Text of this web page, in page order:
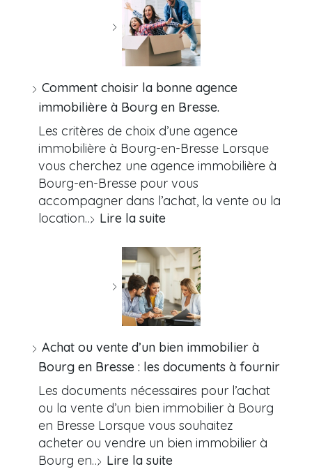
Comment choisir la bonne agence
immobilière à Bourg en Bresse.
Les critères de choix d’une agence
immobilière à Bourg-en-Bresse Lorsque
vous cherchez une agence immobilière à
Bourg-en-Bresse pour vous
accompagner dans l’achat, la vente ou la
location… Lire la suite
Achat ou vente d’un bien immobilier à
Bourg en Bresse : les documents à fournir
Les documents nécessaires pour l’achat
ou la vente d’un bien immobilier à Bourg
en Bresse Lorsque vous souhaitez
acheter ou vendre un bien immobilier à
Bourg en… Lire la suite